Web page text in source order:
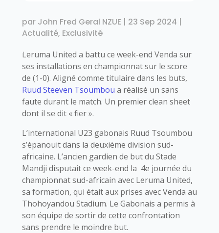
par John Fred Geral NZUE | 23 Sep 2024 |
Actualité, Exclusivité
Leruma United a battu ce week-end Venda sur
ses installations en championnat sur le score
de (1-0). Aligné comme titulaire dans les buts,
Ruud Steeven Tsoumbou a réalisé un sans
faute durant le match. Un premier clean sheet
dont il se dit « fier ».
L’international U23 gabonais Ruud Tsoumbou
s’épanouit dans la deuxième division sud-
africaine. L’ancien gardien de but du Stade
Mandji disputait ce week-end la 4e journée du
championnat sud-africain avec Leruma United,
sa formation, qui était aux prises avec Venda au
Thohoyandou Stadium. Le Gabonais a permis à
son équipe de sortir de cette confrontation
sans prendre le moindre but.